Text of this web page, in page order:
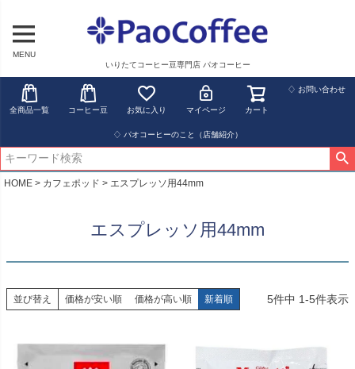
MENU
いりたてコーヒー豆専門店 パオコーヒー
全商品一覧 コーヒー豆 お気に入り マイページ カート
♢ お問い合わせ
♢ パオコーヒーのこと（店舗紹介）
HOME カフェポッド エスプレッソ用44mm
エスプレッソ用44mm
並び替え 価格が安い順 価格が高い順 新着順 5件中 1-5件表示